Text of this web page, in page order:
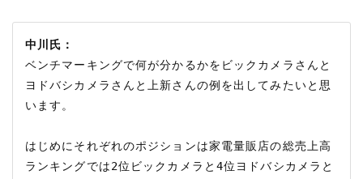
中川氏：
ベンチマーキングで何が分かるかをビックカメラさんと
ヨドバシカメラさんと上新さんの例を出してみたいと思
います。
はじめにそれぞれのポジションは家電量販店の総売上高
ランキングでは2位ビックカメラと4位ヨドバシカメラと